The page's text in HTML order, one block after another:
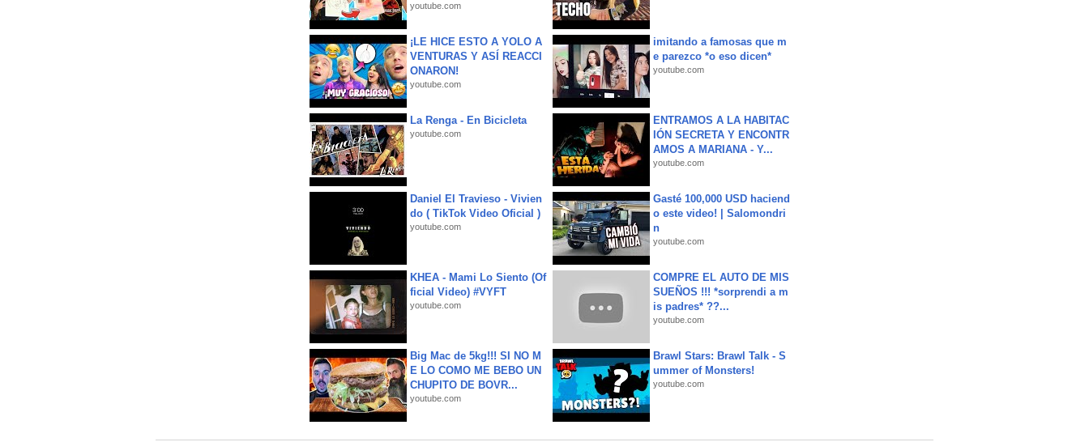
youtube.com
¡LE HICE ESTO A YOLO A
VENTURAS Y ASÍ REACCI
ONARON!
youtube.com
imitando a famosas que m
e parezco *o eso dicen*
youtube.com
La Renga - En Bicicleta
youtube.com
ENTRAMOS A LA HABITAC
IÓN SECRETA Y ENCONTR
AMOS A MARIANA - Y...
youtube.com
Daniel El Travieso - Vivien
do ( TikTok Video Oficial )
youtube.com
Gasté 100,000 USD haciend
o este video! | Salomondri
n
youtube.com
KHEA - Mami Lo Siento (Of
ficial Video) #VYFT
youtube.com
COMPRE EL AUTO DE MIS
SUEÑOS !!! *sorprendi a m
is padres* ??...
youtube.com
Big Mac de 5kg!!! SI NO M
E LO COMO ME BEBO UN
CHUPITO DE BOVR...
youtube.com
Brawl Stars: Brawl Talk - S
ummer of Monsters!
youtube.com